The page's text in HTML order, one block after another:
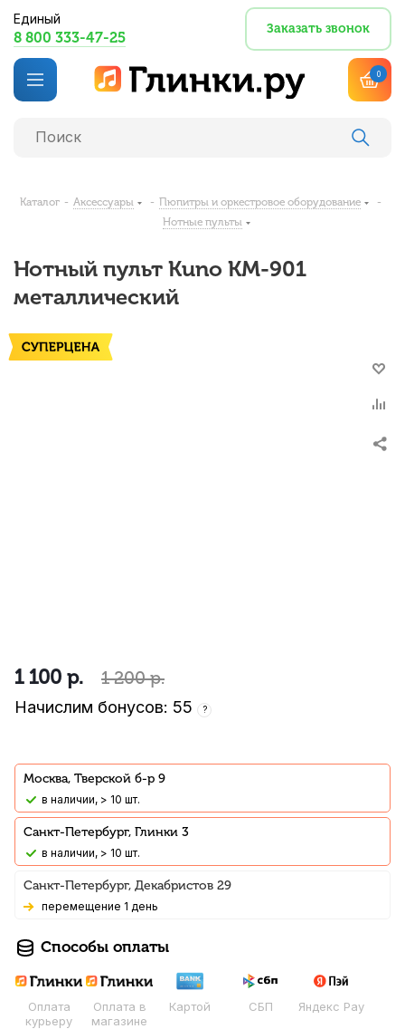
Единый
8 800 333-47-25
Заказать звонок
0
Каталог - Аксессуары - Пюпитры и оркестровое оборудование
-
Нотные пульты
Нотный пульт Kuno KM-901
металлический
1 100 р. 1 200р.
Начислим бонусов: 55 ?
Москва, Тверской б-р 9
В наличии, > 10 шт.
Санкт-Петербург, Глинки 3
В наличии, > 10 шт.
Санкт-Петербург, Декабристов 29
Перемещение 1 день
Способы оплаты
Оплата
курьеру
Оплата в
магазине
Картой СБП Яндекс Pay